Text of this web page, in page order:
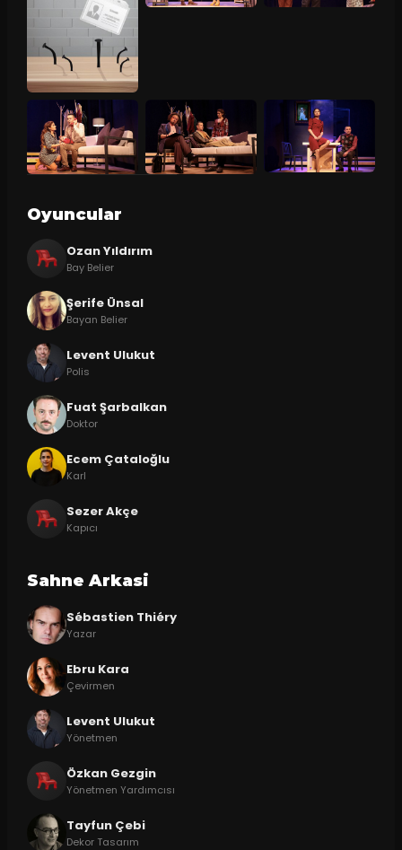
Oyuncular
Ozan Yıldırım
Bay Belier
Şerife Ünsal
Bayan Belier
Levent Ulukut
Polis
Fuat Şarbalkan
Doktor
Ecem Çataloğlu
Karl
Sezer Akçe
Kapıcı
Sahne Arkasi
Sébastien Thiéry
Yazar
Ebru Kara
Çevirmen
Levent Ulukut
Yönetmen
Özkan Gezgin
Yönetmen Yardımcısı
Tayfun Çebi
Dekor Tasarım